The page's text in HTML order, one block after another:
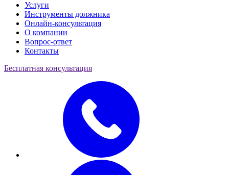
Услуги
Инструменты должника
Онлайн-консультация
О компании
Вопрос-ответ
Контакты
Бесплатная консультация